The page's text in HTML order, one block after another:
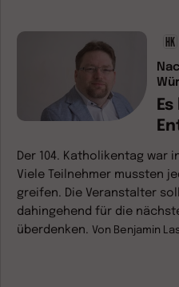
Der 104. Katholikentag war
Viele Teilnehmer mussten
greifen. Die Veranstalter
dahingehend für die
überdenken. Von Benjamin